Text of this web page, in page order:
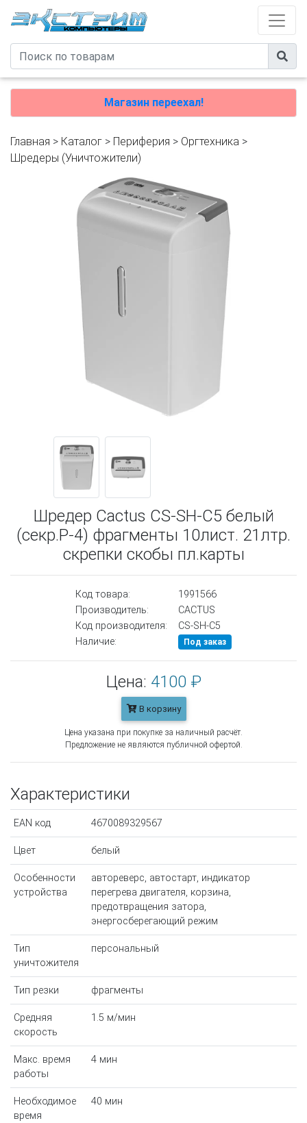
Магазин переехал!
Главная > Каталог > Периферия > Оргтехника >
Шредеры (Уничтожители)
Шредер Cactus CS-SH-C5 белый
(секр.P-4) фрагменты 10лист. 21лтр.
скрепки скобы пл.карты
Код товара:
1991566
Производитель:
CACTUS
Код производителя:
CS-SH-C5
Наличие:
Под заказ
Цена: 4100 ₽
В корзину
Цена указана при покупке за наличный расчёт.
Предложение не являются публичной офертой.
Характеристики
EAN код 4670089329567
Цвет белый
Особенности
устройства
автореверс, автостарт, индикатор
перегрева двигателя, корзина,
предотвращения затора,
энергосберегающий режим
Тип
уничтожителя
персональный
Тип резки фрагменты
Средняя
скорость
1.5 м/мин
Макс. время
работы
4 мин
Необходимое
время
40 мин